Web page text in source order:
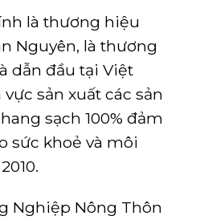
là thương hiệu
Nguyên, là thương
dẫn đầu tại Việt
sản xuất các sản
sạch 100% đảm
sức khoẻ và môi
Nghiệp Nông Thôn